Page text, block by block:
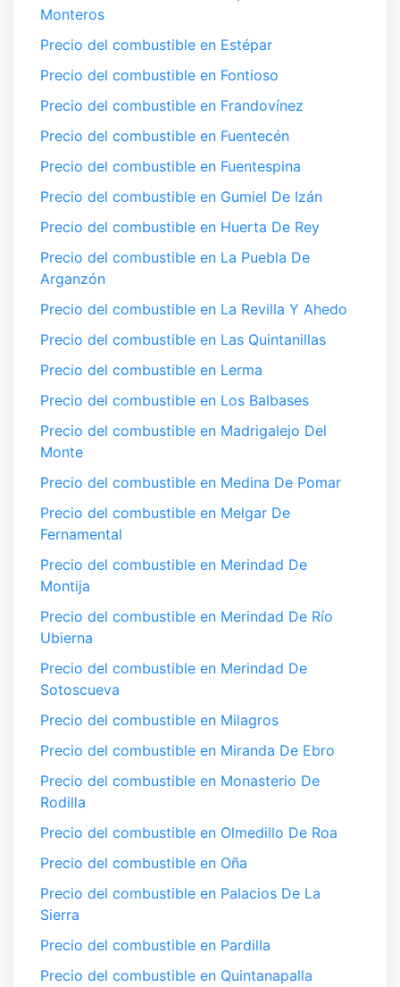
Monteros
Precio del combustible en Estépar
Precio del combustible en Fontioso
Precio del combustible en Frandovínez
Precio del combustible en Fuentecén
Precio del combustible en Fuentespina
Precio del combustible en Gumiel De Izán
Precio del combustible en Huerta De Rey
Precio del combustible en La Puebla De
Arganzón
Precio del combustible en La Revilla Y Ahedo
Precio del combustible en Las Quintanillas
Precio del combustible en Lerma
Precio del combustible en Los Balbases
Precio del combustible en Madrigalejo Del
Monte
Precio del combustible en Medina De Pomar
Precio del combustible en Melgar De
Fernamental
Precio del combustible en Merindad De
Montija
Precio del combustible en Merindad De Río
Ubierna
Precio del combustible en Merindad De
Sotoscueva
Precio del combustible en Milagros
Precio del combustible en Miranda De Ebro
Precio del combustible en Monasterio De
Rodilla
Precio del combustible en Olmedillo De Roa
Precio del combustible en Oña
Precio del combustible en Palacios De La
Sierra
Precio del combustible en Pardilla
Precio del combustible en Quintanapalla